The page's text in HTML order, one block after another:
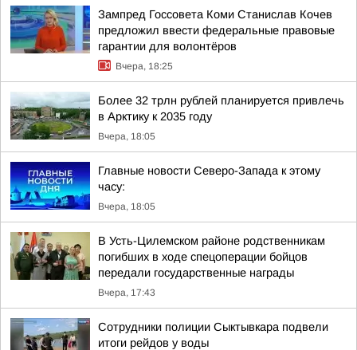
Зампред Госсовета Коми Станислав Кочев
предложил ввести федеральные правовые
гарантии для волонтёров
Вчера, 18:25
Более 32 трлн рублей планируется привлечь
в Арктику к 2035 году
Вчера, 18:05
Главные новости Северо-Запада к этому
часу:
Вчера, 18:05
В Усть-Цилемском районе родственникам
погибших в ходе спецоперации бойцов
передали государственные награды
Вчера, 17:43
Сотрудники полиции Сыктывкара подвели
итоги рейдов у воды